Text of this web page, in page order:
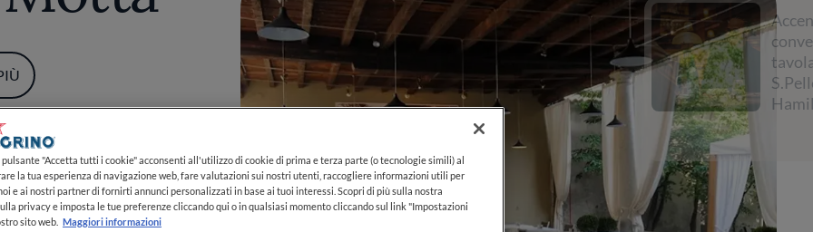
Accendi la
conversazione a
tavola con
S.Pellegrino e Lewis
Hamilton
MIItalia
VEDI ORARI
"Accetta tutti i cookie" acconsenti all'utilizzo di cookie di prima e terza parte (o tecnologie simili) al
la tua esperienza di navigazione web, fare valutazioni sui nostri utenti, raccogliere informazioni utili per
e ai nostri partner di fornirti annunci personalizzati in base ai tuoi interessi. Scopri di più sulla nostra
privacy e imposta le tue preferenze cliccando qui o in qualsiasi momento cliccando sul link "Impostazioni
sito web. Maggiori informazioni